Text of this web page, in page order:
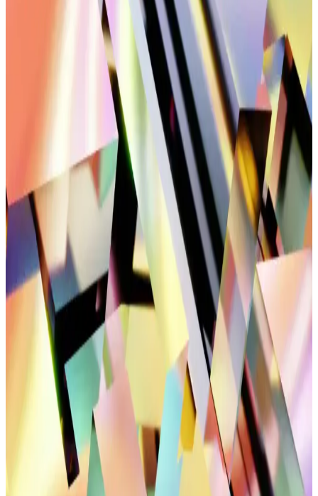
U.S. Polo Assn. Jojo sneakers, şık tasarımı, dayanıklı malzemeleri
ve ergonomik yapısıyla günlük ve spor aktivitelerinde rahatlık
sağlar, çeşitli tarzlara uyum gösterir.
Erkek Günlük Kullanım İçin Konforlu ve Sık Tercih
Edilen Ayakkabı Modelleri
Erkekler için konforlu ve sık kullanılan ayakkabılar, malzeme,
tasarım ve kullanım alanlarına göre seçilir, ayak sağlığını korur ve
günlük hareketleri destekler.
Siyah Tel Toka Modelleri Güncel Trendler ve
Kullanım Özellikleri
Siyah tel toka modelleri, dayanıklı ve şık tasarımlarıyla saçlara zarar
vermeden uyum sağlar. Günlük ve özel günlerde kullanıma uygun
çeşitli modellerle tarzınızı tamamlayın.
Kadın Spor Ayakkabılarında Temel Özellikler ve
Performans Kriterleri Analizi
Kadın spor ayakkabıları, hafiflik, nefes alabilirlik ve dayanıklılık
gibi özellikleriyle spor ve günlük yaşamda konfor sağlar.
Performansı artıran tasarımlar, kullanım alanlarına göre seçilir.
Bağcıksız ve Bağlanmayan Bağcık Teknolojileriyle
Konforlu Ayakkabı Tasarımları
Gelişmiş bağcık teknolojileri, ayakkabıları daha pratik ve konforlu
hale getiriyor, kullanım kolaylığı sağlıyor ve hareket özgürlüğünü
Düğün Kombinleri ve Spor Tarzı: Günümüz
Modasının Çok Yönlülüğü ve Teknolojik
Entegrasyonu